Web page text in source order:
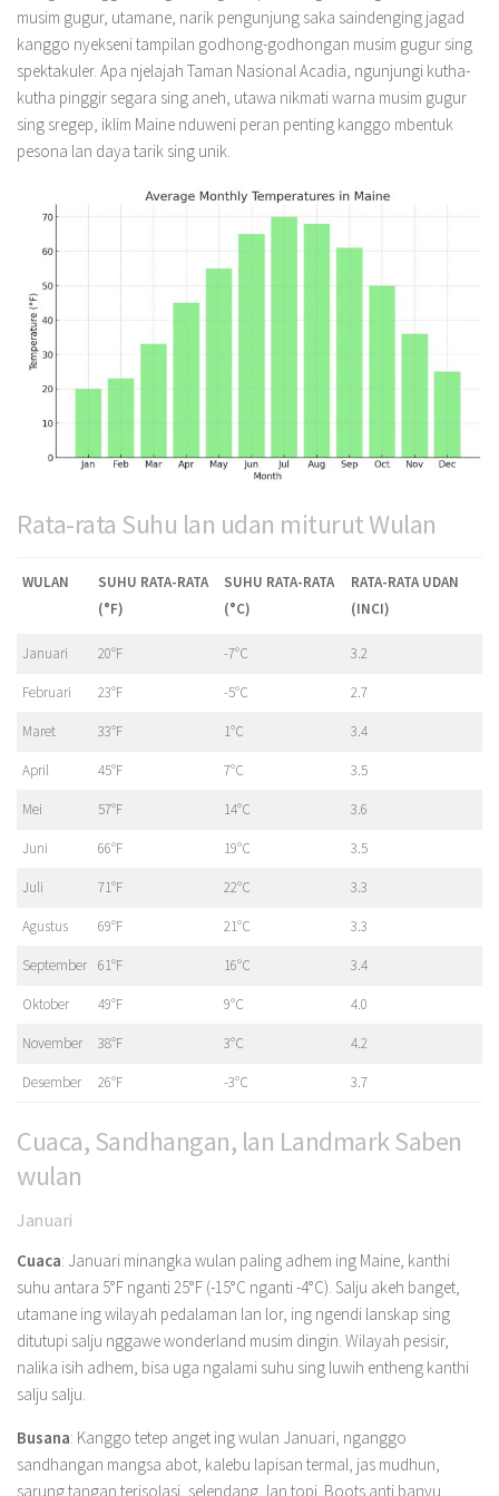
musim gugur, utamane, narik pengunjung saka saindenging jagad
kanggo nyekseni tampilan godhong-godhongan musim gugur sing
spektakuler. Apa njelajah Taman Nasional Acadia, ngunjungi kutha-
kutha pinggir segara sing aneh, utawa nikmati warna musim gugur
sing sregep, iklim Maine nduweni peran penting kanggo mbentuk
pesona lan daya tarik sing unik.
Rata-rata Suhu lan udan miturut Wulan
WULAN
SUHU RATA-RATA
(°F)
SUHU RATA-RATA
(°C)
RATA-RATA UDAN
(INCI)
Januari 20°F -7°C 3.2
Februari 23°F -5°C 2.7
Maret 33°F 1°C 3.4
April 45°F 7°C 3.5
Mei 57°F 14°C 3.6
Juni 66°F 19°C 3.5
Juli 71°F 22°C 3.3
Agustus 69°F 21°C 3.3
September 61°F 16°C 3.4
Oktober 49°F 9°C 4.0
November 38°F 3°C 4.2
Desember 26°F -3°C 3.7
Cuaca, Sandhangan, lan Landmark Saben
wulan
Januari
Cuaca: Januari minangka wulan paling adhem ing Maine, kanthi
suhu antara 5°F nganti 25°F (-15°C nganti -4°C). Salju akeh banget,
utamane ing wilayah pedalaman lan lor, ing ngendi lanskap sing
ditutupi salju nggawe wonderland musim dingin. Wilayah pesisir,
nalika isih adhem, bisa uga ngalami suhu sing luwih entheng kanthi
salju salju.
Busana: Kanggo tetep anget ing wulan Januari, nganggo
sandhangan mangsa abot, kalebu lapisan termal, jas mudhun,
sarung tangan terisolasi, selendang, lan topi. Boots anti banyu